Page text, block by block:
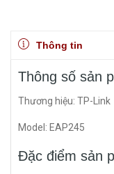
Thông tin
Thông số sản
Thương hiệu: TP-Link
Model: EAP245
Đặc điểm sản